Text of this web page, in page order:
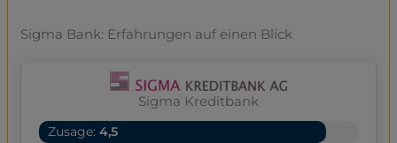
Sigma Bank: Erfahrungen auf einen Blick
Sigma Kreditbank
Zusage:4,5